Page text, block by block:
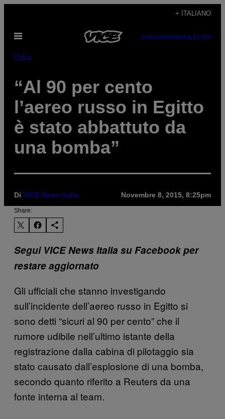
contenuto
+ ITALIANO
Apri
SUBSCRIBENEWSLETTER
Pulse
“Al 90 per cento
l’aereo russo in Egitto
è stato abbattuto da
una bomba”
Di VICE News Italia Novembre 8, 2015, 8:25pm
Share:
Segui VICE News Italia su Facebook per
restare aggiornato
Gli ufficiali che stanno investigando
sull’incidente dell’aereo russo in Egitto si
sono detti “sicuri al 90 per cento” che il
rumore udibile nell’ultimo istante della
registrazione dalla cabina di pilotaggio sia
stato causato dall’esplosione di una bomba,
secondo quanto riferito a Reuters da una
fonte interna al team.